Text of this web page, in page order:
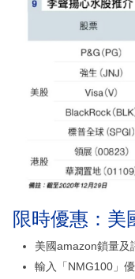
限時優惠：美
美國amazon鎖量及
輸入「NMG100」